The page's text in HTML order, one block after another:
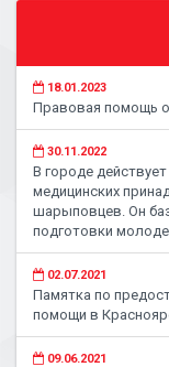
18.01.2023
Правовая помощь
30.11.2022
В городе
медицинских
шарыповцев. Он
подготовки
02.07.2021
Памятка по
помощи в
09.06.2021